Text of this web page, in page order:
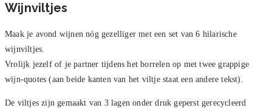
Wijnviltjes
Maak je avond wijnen nóg gezelliger met een set van 6 hilarische
wijnviltjes.
Vrolijk jezelf of je partner tijdens het borrelen op met twee grappige
wijn-quotes (aan beide kanten van het viltje staat een andere tekst).
De viltjes zijn gemaakt van 3 lagen onder druk geperst gerecycleerd